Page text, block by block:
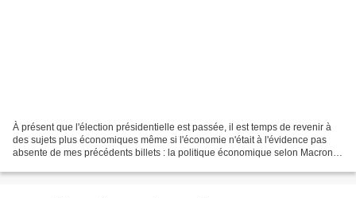
À présent que l'élection présidentielle est passée, il est temps de revenir à
des sujets plus économiques même si l'économie n'était à l'évidence pas
absente de mes précédents billets : la politique économique selon Macron,